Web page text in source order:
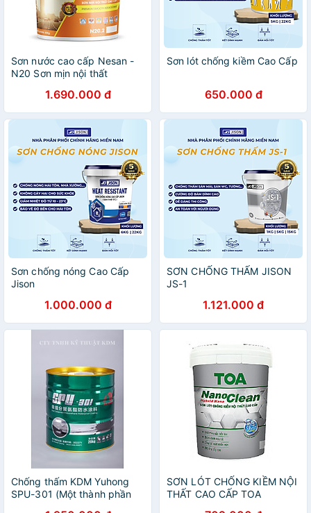
Sơn nước cao cấp Nesan -
N20 Sơn mịn nội thất
1.690.000 đ
Sơn lót chống kiềm Cao Cấp
650.000 đ
Sơn chống nóng Cao Cấp
Jison
1.000.000 đ
SƠN CHỐNG THẤM JISON
JS-1
1.121.000 đ
Chống thấm KDM Yuhong
SPU-301 (Một thành phần
SƠN LÓT CHỐNG KIỀM NỘI
THẤT CAO CẤP TOA